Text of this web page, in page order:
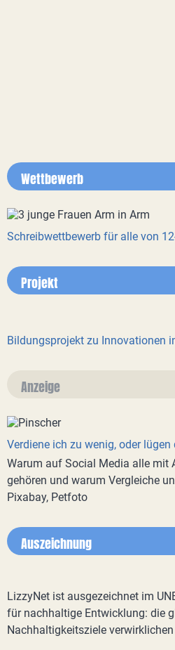
Wettbewerb
Schreibwettbewerb für alle von
Projekt
Bildungsprojekt zu Innovationen
Anzeige
Verdiene ich zu wenig, oder lügen
Warum auf Social Media alle mit
gehören und warum Vergleiche
Pixabay, Petfoto
Auszeichnung
LizzyNet ist ausgezeichnet im
für nachhaltige Entwicklung: die
Nachhaltigkeitsziele